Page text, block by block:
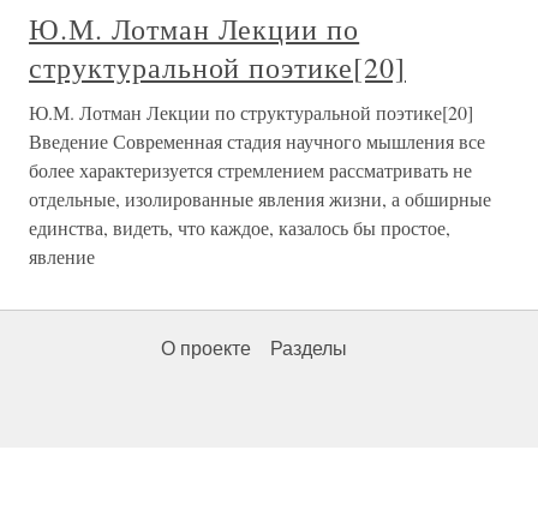
Ю.М. Лотман Лекции по
структуральной поэтике[20]
Ю.М. Лотман Лекции по структуральной поэтике[20]
Введение Современная стадия научного мышления все
более характеризуется стремлением рассматривать не
отдельные, изолированные явления жизни, а обширные
единства, видеть, что каждое, казалось бы простое,
явление
О проекте Разделы